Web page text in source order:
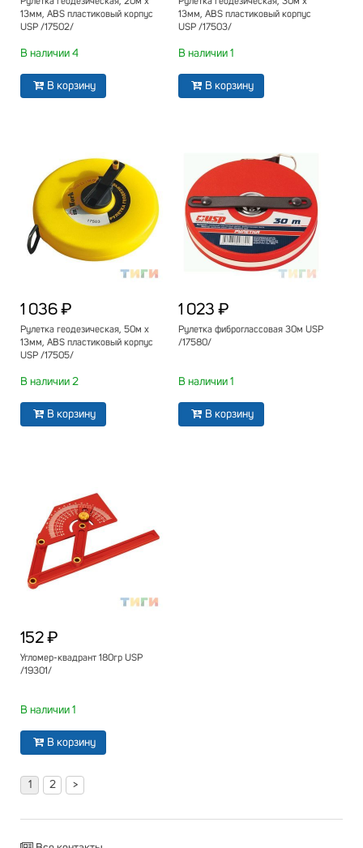
13мм, ABS пластиковый корпус
USP /17502/
В наличии 4
В корзину
13мм, ABS пластиковый корпус
USP /17503/
В наличии 1
В корзину
1 036 ₽
Рулетка геодезическая, 50м х
13мм, ABS пластиковый корпус
USP /17505/
В наличии 2
В корзину
1 023 ₽
Рулетка фиброглассовая 30м USP
/17580/
В наличии 1
В корзину
152 ₽
Угломер-квадрант 180гр USP
/19301/
В наличии 1
В корзину
1 2 >